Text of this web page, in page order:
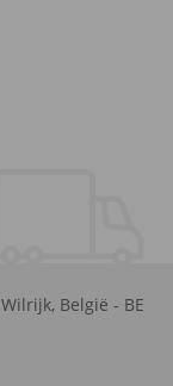
Wilrijk, België - BE